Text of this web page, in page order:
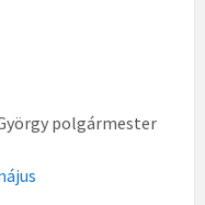
polgármester